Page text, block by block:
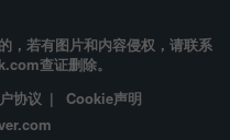
，若有图片和内容侵权，请联系
查证删除。
协议 | Cookie声明